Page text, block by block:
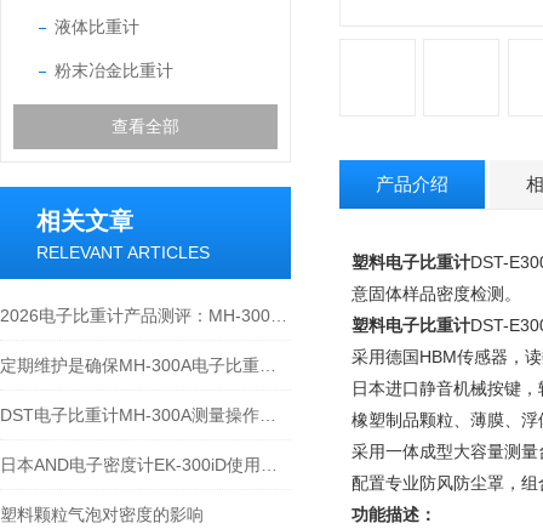
液体比重计
粉末冶金比重计
查看全部
相关文章
RELEVANT ARTICLES
塑料颗粒气泡对密度的影响
产品介绍
塑料电子比重计DST-
意固体样品密度检测。
塑料电子比重计DST-
采用德国HBM传感器，
日本进口静音机械按键
橡塑制品颗粒、薄膜、
采用一体成型大容量测
配置专业防风防尘罩，
功能描述：